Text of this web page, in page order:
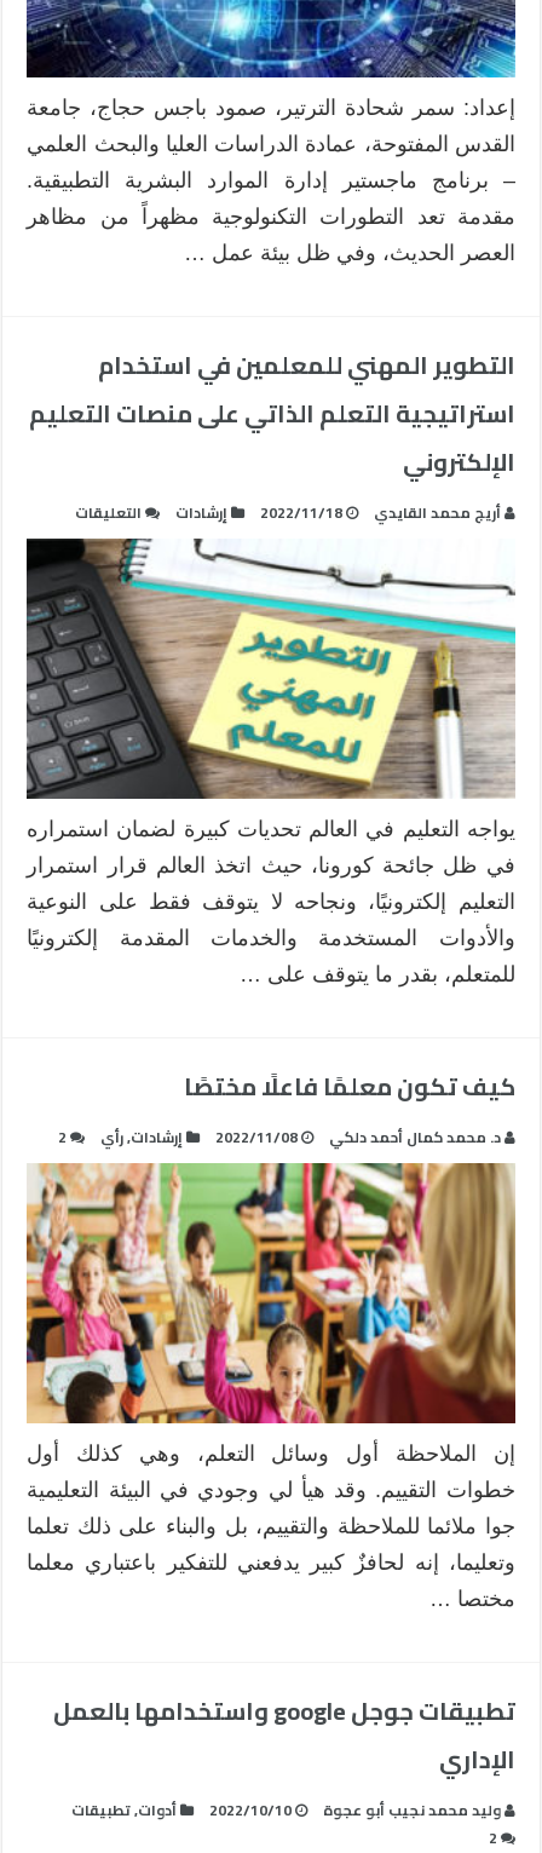
إعداد: سمر شحادة الترتير، صمود باجس حجاج، جامعة
القدس المفتوحة، عمادة الدراسات العليا والبحث العلمي
– برنامج ماجستير إدارة الموارد البشرية التطبيقية.
مقدمة تعد التطورات التكنولوجية مظهراً من مظاهر
العصر الحديث، وفي ظل بيئة عمل …
التطوير المهني للمعلمين في استخدام
استراتيجية التعلم الذاتي على منصات التعليم
الإلكتروني
أريج محمد القايدي 2022/11/18 إرشادات التعليقات
التطوير
المهني
للمعلمين
في
استخدام
استراتيجية
التعلم
الذاتي
على
منصات
التعليم
الإلكتروني
مغلقة
يواجه التعليم في العالم تحديات كبيرة لضمان استمراره
في ظل جائحة كورونا، حيث اتخذ العالم قرار استمرار
التعليم إلكترونيًا، ونجاحه لا يتوقف فقط على النوعية
والأدوات المستخدمة والخدمات المقدمة إلكترونيًا
للمتعلم، بقدر ما يتوقف على …
كيف تكون معلمًا فاعلًا مختصًا
د. محمد كمال أحمد دلكي 2022/11/08 إرشادات,رأي 2
إن الملاحظة أول وسائل التعلم، وهي كذلك أول
خطوات التقييم. وقد هيأ لي وجودي في البيئة التعليمية
جوا ملائما للملاحظة والتقييم، بل والبناء على ذلك تعلما
وتعليما، إنه لحافزٌ كبير يدفعني للتفكير باعتباري معلما
مختصا …
تطبيقات جوجل google واستخدامها بالعمل
الإداري
وليد محمد نجيب أبو عجوة 2022/10/10 أدوات,تطبيقات
2